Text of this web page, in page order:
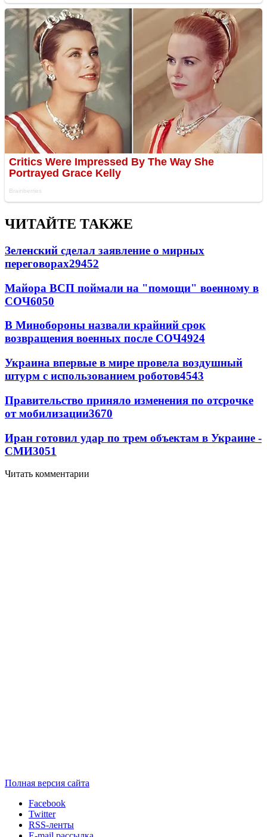
ЧИТАЙТЕ ТАКЖЕ
Зеленский сделал заявление о мирных
переговорах29452
Майора ВСП поймали на "помощи" военному в
СОЧ6050
В Минобороны назвали крайний срок
возвращения военных после СОЧ4924
Украина впервые в мире провела воздушный
штурм с использованием роботов4543
Правительство приняло изменения по отсрочке
от мобилизации3670
Иран готовил удар по трем объектам в Украине -
СМИ3051
Читать комментарии
Полная версия сайта
Facebook
Twitter
RSS-ленты